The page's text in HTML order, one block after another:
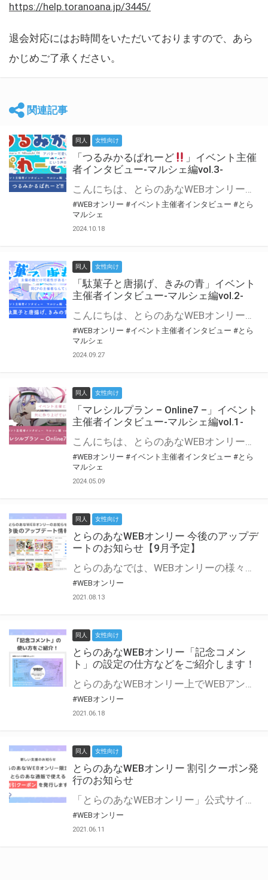
https://help.toranoana.jp/3445/
退会対応にはお時間をいただいておりますので、あら
かじめご了承ください。
関連記事
同人 女性向け
「つるみかるぱれーど
」イベント主催
者インタビュー-マルシェ編vol.3-
こんにちは、とらのあなWEBオンリー運営スタッフです。 新たにお届けする、イベント主催者インタビュー-マルシェ編-は、 とらのあなWEBオンリー「マルシェ」をご利用した主催様に 「マルシェ」を使って開催した感想や心がけをお聞きする企画です。 今回は、WEBオンリー初開催「つるみかるぱれーど
#WEBオンリー #イベント主催者インタビュー #とら
マルシェ
2024.10.18
同人 女性向け
「駄菓子と唐揚げ、きみの青」イベント
主催者インタビュー-マルシェ編vol.2-
こんにちは、とらのあなWEBオンリー運営スタッフです。 新たにお届けする、イベント主催者インタビュー-マルシェ編-は、 とらのあなWEBオンリー「マルシェ」をご利用の主催様に 「マルシェ」を使ってイベントを開催した感想や心がけをお聞きする企画です。 今回は、WEBオンリー初開催「駄菓子と唐揚げ、きみの青」より、 主催のぎこ六屋様にお話を伺いました。 協力：ぎこ六屋様／イベント公式Twitter（@krkgwks） とらのあなWEBオンリー「マルシェ」とは？ WEBオンリーでリアルタイムでコミュニケーションがとれるオンライン会場です。
#WEBオンリー #イベント主催者インタビュー #とら
マルシェ
2024.09.27
同人 女性向け
「マレシルプラン – Online7 –」イベント
主催者インタビュー-マルシェ編vol.1-
こんにちは、とらのあなWEBオンリー運営スタッフです。 新たにお届けする、イベント主催者インタビュー-マルシェ編-は、 とらのあなWEBオンリー「マルシェ」をご利用した主催様に 「マルシェ」を使って開催した感想や心がけをお聞きする企画です。 今回は、WEBオンリー開催7回目迎えた「マレシルプラン – Online7 –」より、 主催の玉川うた様にお話を伺いました。 ▼マレシルプランのインタビュー前回記事 「イベント主催者インタビュー vol.6」はこちら 協力：玉川うた様（マレシルプラン実行委員会 代表）／イベント公式Twitter（@mallesil_plan） とらのあなWEBオンリー「マルシェ」とは？ WEBオンリーでリアルタイムでコミュニケーションがとれるオンライン会場です。
#WEBオンリー #イベント主催者インタビュー #とら
マルシェ
2024.05.09
同人 女性向け
とらのあなWEBオンリー 今後のアップデ
ートのお知らせ【9月予定】
とらのあなでは、WEBオンリーの様々な支援を実施しています。 今回は2021年9月に実装を予定しているアップデート情報についてご紹介いたします。 とらのあなWEBオンリーサイトはこちら
#WEBオンリー
2021.08.13
同人 女性向け
とらのあなWEBオンリー「記念コメン
ト」の設定の仕方などをご紹介します！
とらのあなWEBオンリー上でWEBアンソロジーが作成できる「記念コメント」について、その使い方や作成手順を解説します！ 支援タイプを「サークル参加型」「サークル参加型・マルシェ(イベント会場)機能付き」でお申し込みいただいている主催者様はぜひご活用ください♪ とらのあなWEBオンリーサイトはこちら
#WEBオンリー
2021.06.18
同人 女性向け
とらのあなWEBオンリー 割引クーポン発
行のお知らせ
「とらのあなWEBオンリー」公式サイトでとらのあな通販の「割引クーポン」を配布中！ イベントごとに開催当日限定で使える割引クーポンのシリアルコードを発行します。 とらのあなWEBオンリーのページをチェックして、イベント当日にお得にお買い物を楽しみましょう♪ ※本キャンペーンは予告なく終了する場合がございます。 とらのあなWEBオンリーサイトはこちら
#WEBオンリー
2021.06.11